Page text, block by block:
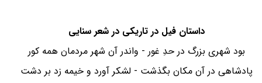
داستان فیل در تاریکی در شعر سنایی
بود شهری بزرگ در حدِ غور - واندر آن شهر مردمان همه کور
پادشاهی در آن مکان بگذشت - لشکر آورد و خیمه زد بر دشت